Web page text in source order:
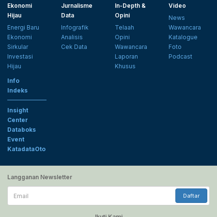
Ekonomi
Hijau
Energi Baru
Ekonomi
Sirkular
Investasi
Hijau
Jurnalisme
Data
Infografik
Analisis
Cek Data
In-Depth &
Opini
Telaah
Opini
Wawancara
Laporan
Khusus
Video
News
Wawancara
Katalogue
Foto
Podcast
Info
Indeks
Insight
Center
Databoks
Event
KatadataOto
Langganan Newsletter
Email
Daftar